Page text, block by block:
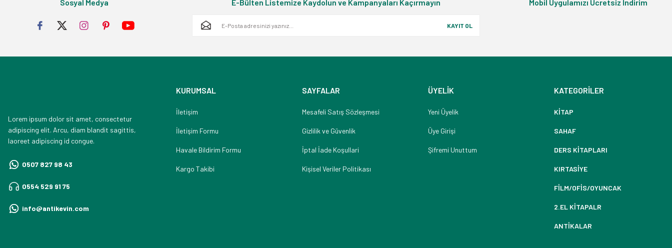
Sosyal Medya E-Bülten Listemize Kaydolun ve Kampanyaları Kaçırmayın
KAYIT OL
Mobil Uygulamızı Ücretsiz İndirim
Lorem ipsum dolor sit amet, consectetur
adipiscing elit. Arcu, diam blandit sagittis,
laoreet adipiscing id congue.
0507 827 98 43
0554 529 91 75
info@antikevin.com
KURUMSAL
İletişim
İletişim Formu
Havale Bildirim Formu
Kargo Takibi
SAYFALAR
Mesafeli Satış Sözleşmesi
Gizlilik ve Güvenlik
İptal İade Koşullari
Kişisel Veriler Politikası
ÜYELİK
Yeni Üyelik
Üye Girişi
Şifremi Unuttum
KATEGORİLER
KİTAP
SAHAF
DERS KİTAPLARI
KIRTASİYE
FİLM/OFİS/OYUNCAK
2.EL KİTAPALR
ANTİKALAR